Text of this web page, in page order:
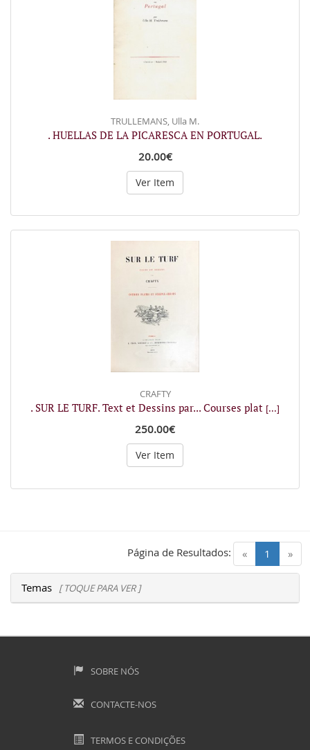
TRULLEMANS, Ulla M.
. HUELLAS DE LA PICARESCA EN PORTUGAL.
20.00€
Ver Item
CRAFTY
. SUR LE TURF. Text et Dessins par... Courses plat [...]
250.00€
Ver Item
« 1 (current)
»
Página de Resultados:
Temas [ TOQUE PARA VER ]
SOBRE NÓS
CONTACTE-NOS
TERMOS E CONDIÇÕES